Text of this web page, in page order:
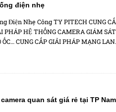
điện nhẹ
Điện Nhẹ Công TY PITECH CUNG
PHÁP HỆ THỐNG CAMERA GIÁM
ỐC… CUNG CẤP GIẢI PHÁP MẠNG
quan sát giá rẻ tại TP